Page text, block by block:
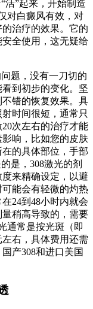
活”起来，开始制造
对白癜风有效，对
治疗的效果。它的
全使用，这无疑给
题，没有一刀切的
到初步的变化。坚
错的恢复效果。具
时间很短，通常只
次左右的治疗才能
响，比如您的皮肤
的具体部位，手部
是，308激光的剂
来精确设定，以避
能会有轻微的灼热
24到48小时内就会
稍高导致的，需要
通常是按光斑（即
右，具体费用还需
产308和进口美国